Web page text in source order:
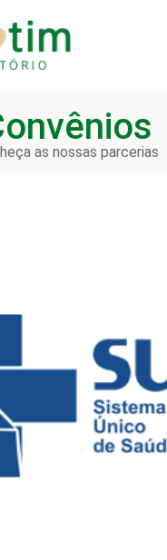
as nossas parcerias